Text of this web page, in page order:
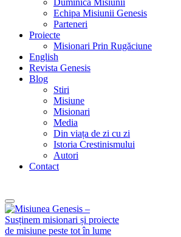
Duminica Misiunii
Echipa Misiunii Genesis
Parteneri
Proiecte
Misionari Prin Rugăciune
English
Revista Genesis
Blog
Stiri
Misiune
Misionari
Media
Din viața de zi cu zi
Istoria Crestinismului
Autori
Contact